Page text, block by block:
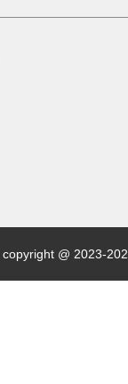
copyright @ 2023-